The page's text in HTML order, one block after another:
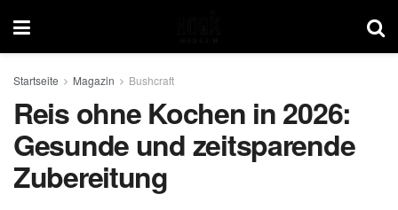
Startseite Magazin Bushcraft
Reis ohne Kochen in 2026:
Gesunde und zeitsparende
Zubereitung